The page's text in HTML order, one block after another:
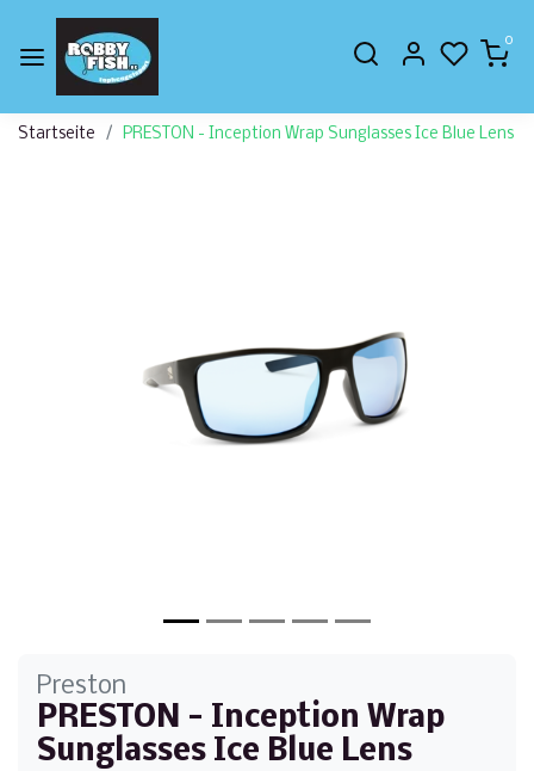
0
Startseite PRESTON - Inception Wrap Sunglasses Ice Blue Lens
Preston
PRESTON - Inception Wrap
Sunglasses Ice Blue Lens